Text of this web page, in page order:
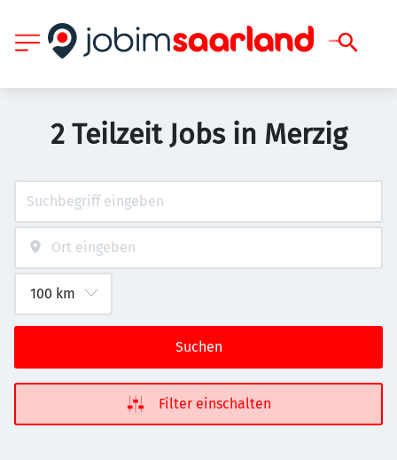
2 Teilzeit Jobs in Merzig
Suchen
Filter einschalten